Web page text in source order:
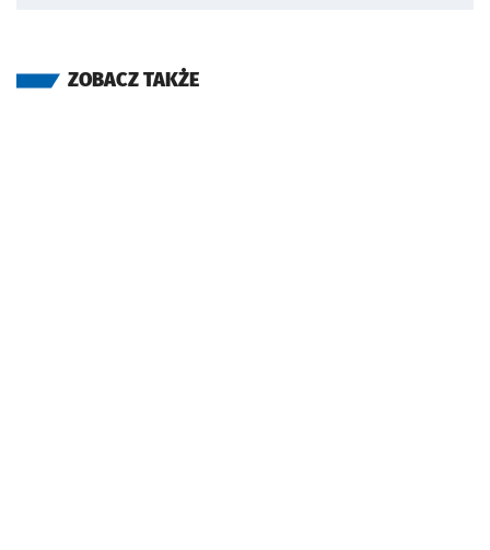
ZOBACZ TAKŻE